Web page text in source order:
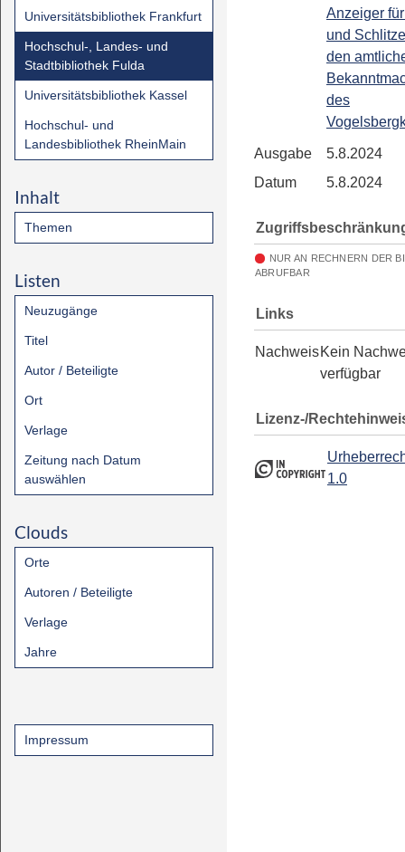
Universitätsbibliothek Frankfurt
Hochschul-, Landes- und
Stadtbibliothek Fulda
Universitätsbibliothek Kassel
Hochschul- und
Landesbibliothek RheinMain
Inhalt
Themen
Listen
Neuzugänge
Titel
Autor / Beteiligte
Ort
Verlage
Zeitung nach Datum
auswählen
Clouds
Orte
Autoren / Beteiligte
Verlage
Jahre
Impressum
Anzeiger
und
den
des
Ausgabe
5.8.2024
Datum
5.8.2024
NUR AN RECHNERN DER
ABRUFBAR
Links
NachweisKein
verfügbar
Lizenz-/
1.0